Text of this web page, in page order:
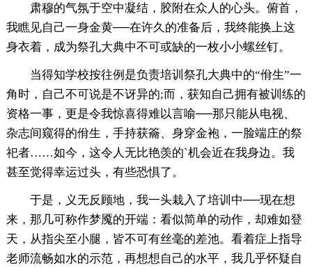
肃穆的气氛于空中凝结，胶附在众人的心头。俯首，
我瞧见自己一身金黄──在许久的准备后，我终能换上这
身衣着，成为祭孔大典中不可或缺的一枚小小螺丝钉。
当得知学校按往例是负责培训祭孔大典中的“佾生”一
角时，自己不可说是不讶异的;而，获知自己拥有被训练的
资格一事，更是令我惊喜得难以言喻──那只能从电视、
杂志间窥得的佾生，手持获籥、身穿金袍，一脸端庄的祭
祀者……如今，这令人无比艳羡的`机会近在我身边。我
甚至觉得幸运过头，有些恐惧了。
于是，义无反顾地，我一头栽入了培训中──现在想
来，那几可称作梦魇的开端：看似简单的动作，却难如登
天，从指尖至小腿，皆不可有丝毫的差池。看着症上指导
老师流畅如水的示范，再想想自己的水平，我几乎怀疑自